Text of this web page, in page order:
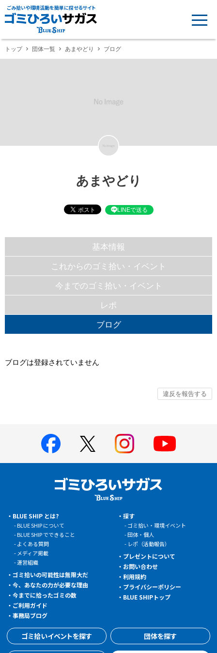
ごみ拾いや環境活動を簡単に探せるサイト
トップ 団体一覧 あまやどり ブログ
あまやどり
LINEで送る
基本情報
これからのゴミ拾い・イベント
今までのゴミ拾い・イベント
レポ
ブログ
ブログは登録されていません
BLUE SHIP とは?
BLUE SHIP について
BLUE SHIP でできること
よくある質問
メディア掲載
運営組織
ゴミ拾いの可能性は無限大だ
今、あなたの力が必要な理由
今までに拾ったゴミの数
ご利用ガイド
事務局ブログ
探す
ゴミ拾い・環境イベント
団体・個人
レポ（活動報告）
プレゼントについて
お問い合わせ
利用規約
プライバシーポリシー
BLUE SHIPトップ
ゴミ拾いイベントを探す 団体を探す